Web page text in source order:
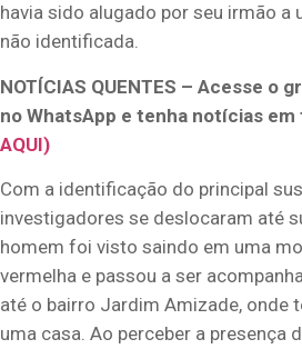
havia sido alugado por seu irmão a
não identificada.
NOTÍCIAS QUENTES – Acesse o
no WhatsApp e tenha notícias em
AQUI)
Com a identificação do principal
investigadores se deslocaram até
homem foi visto saindo em uma
vermelha e passou a ser
até o bairro Jardim Amizade, onde
uma casa. Ao perceber a presença